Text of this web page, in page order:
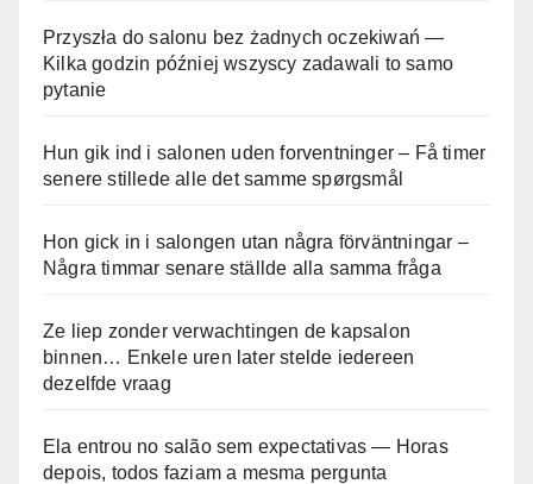
Przyszła do salonu bez żadnych oczekiwań —
Kilka godzin później wszyscy zadawali to samo
pytanie
Hun gik ind i salonen uden forventninger – Få timer
senere stillede alle det samme spørgsmål
Hon gick in i salongen utan några förväntningar –
Några timmar senare ställde alla samma fråga
Ze liep zonder verwachtingen de kapsalon
binnen… Enkele uren later stelde iedereen
dezelfde vraag
Ela entrou no salão sem expectativas — Horas
depois, todos faziam a mesma pergunta